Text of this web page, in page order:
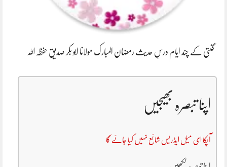
گنتی کے چند ایام درسِ حدیث رمضان المبارک مولانا ابو بکر صدیق حفظہ اللہ
اپنا تبصرہ بھیجیں
آپکا ای میل ایڈریس شائع نہیں کیا جائے گا